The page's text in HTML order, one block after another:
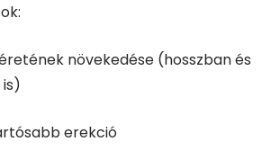
növekedése (hosszban és
erekció